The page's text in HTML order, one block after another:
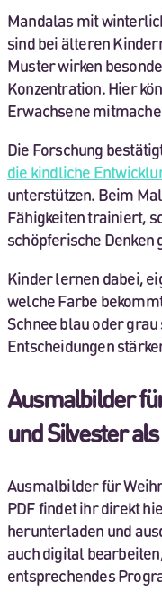
Mandalas mit
sind bei älteren
Muster wirken
Konzentration. Hier
Erwachsene
Die Forschung
die kindliche
unterstützen. Beim
Fähigkeiten trainiert,
schöpferische Denken
Kinder lernen dabei,
welche Farbe
Schnee blau oder
Entscheidungen
Ausmalbilder
und Silvester
Ausmalbilder für
PDF findet ihr direkt
herunterladen und
auch digital
entsprechendes